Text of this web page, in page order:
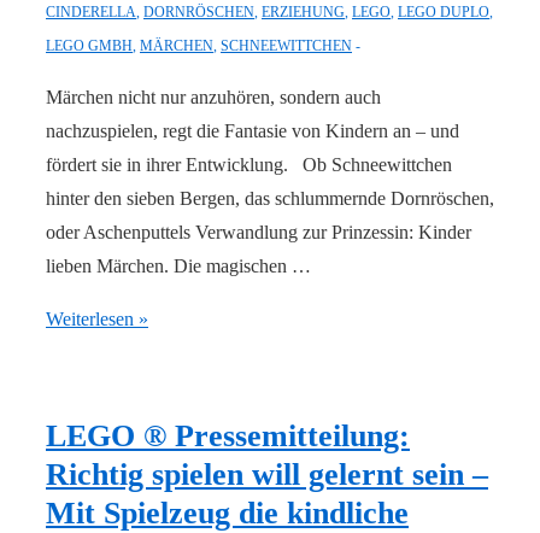
Spaß
CINDERELLA DORNRÖSCHEN ERZIEHUNG LEGO LEGO DUPLO
LEGO GMBH MÄRCHEN SCHNEEWITTCHEN
Märchen nicht nur anzuhören, sondern auch
nachzuspielen, regt die Fantasie von Kindern an – und
fördert sie in ihrer Entwicklung. Ob Schneewittchen
hinter den sieben Bergen, das schlummernde Dornröschen,
oder Aschenputtels Verwandlung zur Prinzessin: Kinder
lieben Märchen. Die magischen …
LEGO®
machen
Kinder
kreativ
Weiterlesen »
LEGO ® Pressemitteilung:
Richtig spielen will gelernt sein –
Mit Spielzeug die kindliche